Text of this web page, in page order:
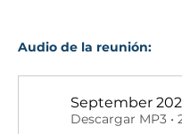
Audio de la reunión:
September
Descargar MP3 •